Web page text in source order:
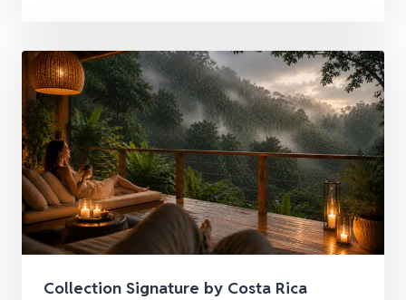
Collection Signature by Costa Rica